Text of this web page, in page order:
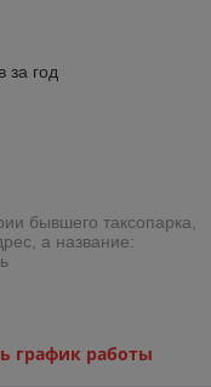
за год
бывшего таксопарка,
а название:
график работы